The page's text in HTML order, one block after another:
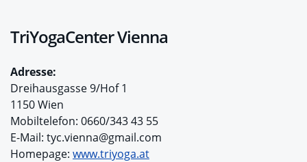
TriYogaCenter Vienna
Adresse:
Dreihausgasse 9/Hof 1
1150 Wien
Mobiltelefon: 0660/343 43 55
E-Mail: tyc.vienna@gmail.com
Homepage: www.triyoga.at